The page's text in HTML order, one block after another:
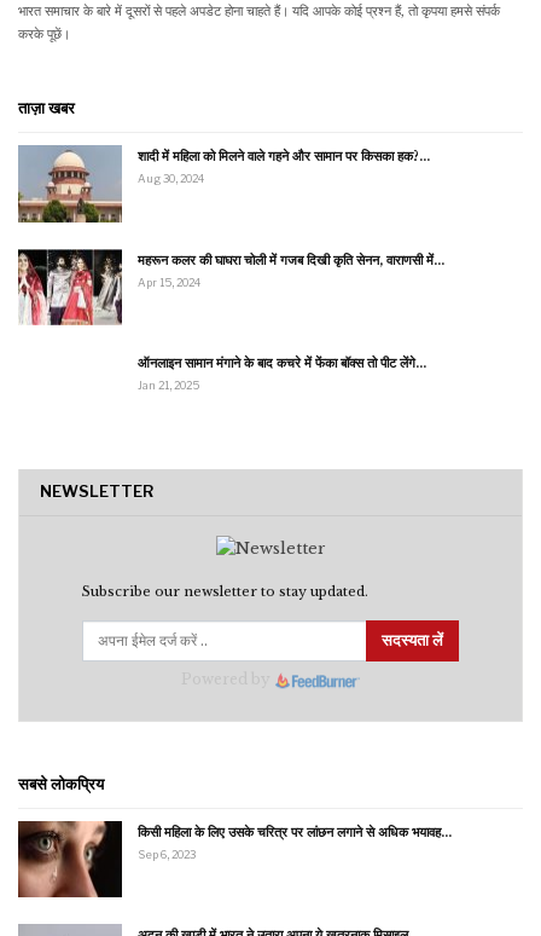
भारत समाचार के बारे में दूसरों से पहले अपडेट होना चाहते हैं। यदि आपके कोई प्रश्न हैं, तो कृपया हमसे संपर्क
करके पूछें।
ताज़ा खबर
शादी में महिला को मिलने वाले गहने और सामान पर किसका हक?…
Aug 30, 2024
महरून कलर की घाघरा चोली में गजब दिखी कृति सेनन, वाराणसी में…
Apr 15, 2024
ऑनलाइन सामान मंगाने के बाद कचरे में फेंका बॉक्स तो पीट लेंगे…
Jan 21, 2025
NEWSLETTER
Subscribe our newsletter to stay updated.
सदस्यता लें
सबसे लोकप्रिय
किसी महिला के लिए उसके चरित्र पर लांछन लगाने से अधिक भयावह…
Sep 6, 2023